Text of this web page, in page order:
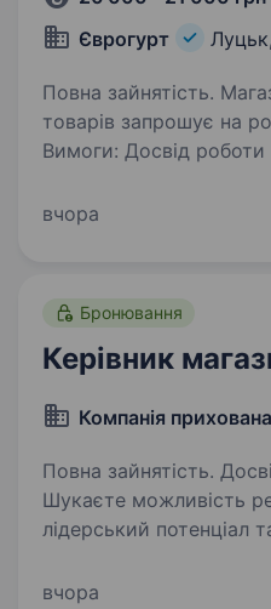
Єврогурт
Луцьк,
Повна зайнятість. Магазин європейських
товарів запрошує на
Вимоги: Досвід роботи на аналогічній посаді
працювати в команді; Уважність та
вчора
Бронювання
Керівник
Компанія прихована
Повна зайнятість.
Шукаєте можливість
лідерський потенціал
як Керівник магазину!
вчора